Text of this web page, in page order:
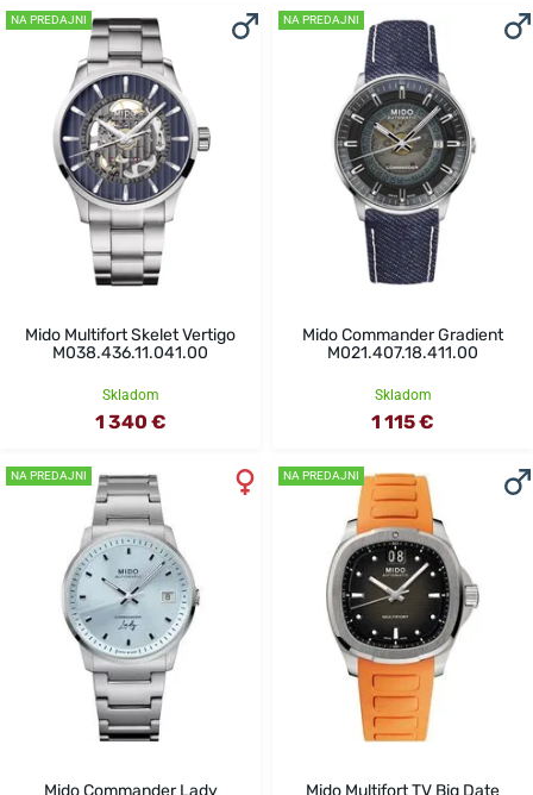
NA PREDAJNI
Mido Multifort Skelet Vertigo
M038.436.11.041.00
Skladom
1 340 €
NA PREDAJNI
Mido Commander Gradient
M021.407.18.411.00
Skladom
1 115 €
NA PREDAJNI NA PREDAJNI